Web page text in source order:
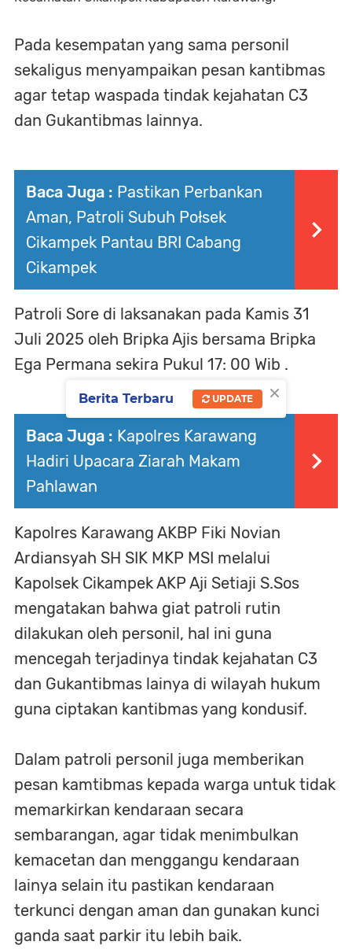
Pada kesempatan yang sama personil
sekaligus menyampaikan pesan kantibmas
agar tetap waspada tindak kejahatan C3
dan Gukantibmas lainnya.
Baca Juga : Pastikan Perbankan
Aman, Patroli Subuh Połsek
Cikampek Pantau BRI Cabang
Cikampek
Patroli Sore di laksanakan pada Kamis 31
Juli 2025 oleh Bripka Ajis bersama Bripka
Ega Permana sekira Pukul 17: 00 Wib .
Baca Juga : Kapolres Karawang
Hadiri Upacara Ziarah Makam
Pahlawan
Kapolres Karawang AKBP Fiki Novian
Ardiansyah SH SIK MKP MSI melalui
Kapolsek Cikampek AKP Aji Setiaji S.Sos
mengatakan bahwa giat patroli rutin
dilakukan oleh personil, hal ini guna
mencegah terjadinya tindak kejahatan C3
dan Gukantibmas lainya di wilayah hukum
guna ciptakan kantibmas yang kondusif.
Dalam patroli personil juga memberikan
pesan kamtibmas kepada warga untuk tidak
memarkirkan kendaraan secara
sembarangan, agar tidak menimbulkan
kemacetan dan menggangu kendaraan
lainya selain itu pastikan kendaraan
terkunci dengan aman dan gunakan kunci
ganda saat parkir itu lebih baik.
×
Berita Terbaru UPDATE